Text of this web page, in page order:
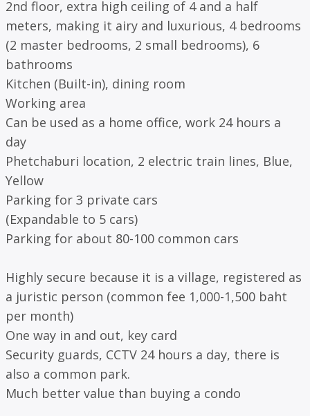
2nd floor, extra high ceiling of 4 and a half
meters, making it airy and luxurious, 4 bedrooms
(2 master bedrooms, 2 small bedrooms), 6
bathrooms
Kitchen (Built-in), dining room
Working area
Can be used as a home office, work 24 hours a
day
Phetchaburi location, 2 electric train lines, Blue,
Yellow
Parking for 3 private cars
(Expandable to 5 cars)
Parking for about 80-100 common cars
Highly secure because it is a village, registered as
a juristic person (common fee 1,000-1,500 baht
per month)
One way in and out, key card
Security guards, CCTV 24 hours a day, there is
also a common park.
Much better value than buying a condo